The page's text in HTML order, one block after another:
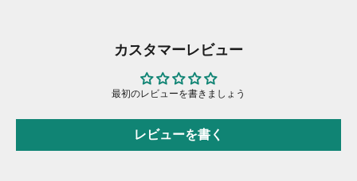
カスタマーレビュー
最初のレビューを書きましょう
レビューを書く